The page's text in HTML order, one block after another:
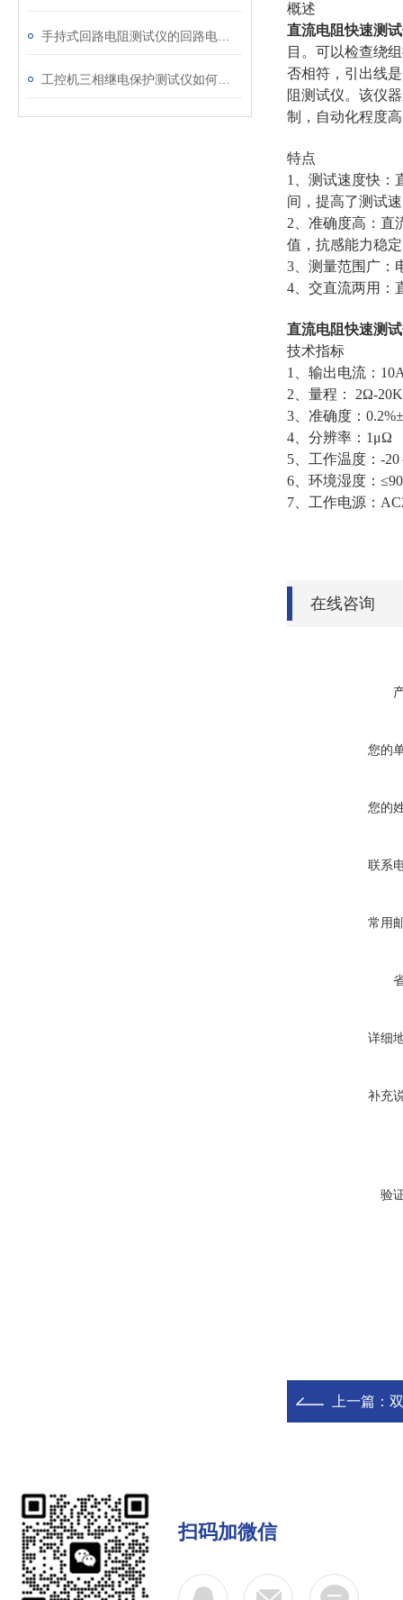
概述
直流电阻快速测
目。可以检查绕
否相符，引出线
阻测试仪。该仪
制，自动化程度
特点
1、测试速度快：
间，提高了测试
2、准确度高：直
值，抗感能力稳
3、测量范围广：
4、交直流两用：
直流电阻快速测
技术指标
1、输出电流：
2、量程： 2Ω-
3、准确度：
4、分辨率：1μΩ
5、工作温度：-
6、环境湿度：
7、工作电源：
在线咨询
您的
您的
联系
常用
详细
补充
验
上一篇：
扫码加微信